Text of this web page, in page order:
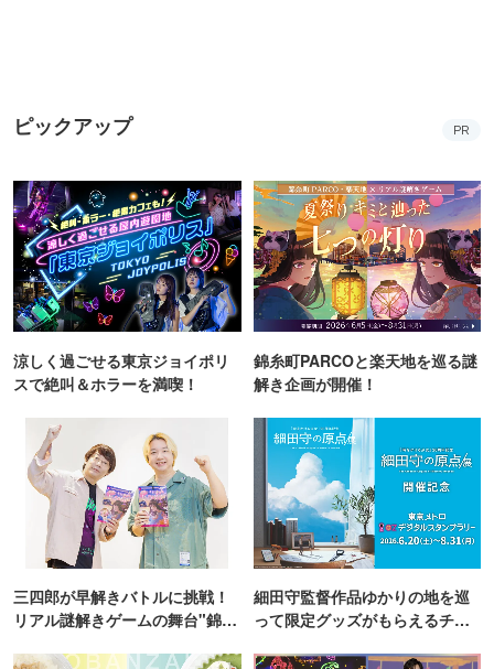
ピックアップ PR
涼しく過ごせる東京ジョイポリ
スで絶叫＆ホラーを満喫！
錦糸町PARCOと楽天地を巡る謎
解き企画が開催！
三四郎が早解きバトルに挑戦！
リアル謎解きゲームの舞台"錦糸
細田守監督作品ゆかりの地を巡
って限定グッズがもらえるチャ